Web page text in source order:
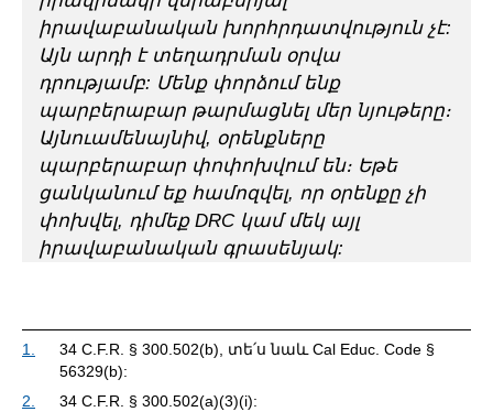
իրավաբանական խորհրդատվություն չէ:
Այն արդի է տեղադրման օրվա
դրությամբ: Մենք փորձում ենք
պարբերաբար թարմացնել մեր նյութերը։
Այնուամենայնիվ, օրենքները
պարբերաբար փոփոխվում են։ Եթե
ցանկանում եք համոզվել, որ օրենքը չի
փոխվել, դիմեք DRC կամ մեկ այլ
իրավաբանական գրասենյակ:
1.
34 C.F.R. § 300.502(b), տե՛ս նաև Cal Educ. Code §
56329(b):
2.
34 C.F.R. § 300.502(a)(3)(i):